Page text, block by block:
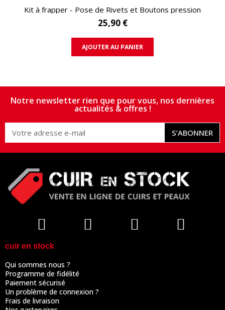
APERÇU RAPIDE
Kit à frapper - Pose de Rivets et Boutons pression
25,90 €
AJOUTER AU PANIER
Notre newsletter rien que pour vous, nos dernières
actualités & offres !
S’ABONNER
cuir en stock
Qui sommes nous ?
Programme de fidélité
Paiement sécurisé
Un problème de connexion ?
Frais de livraison